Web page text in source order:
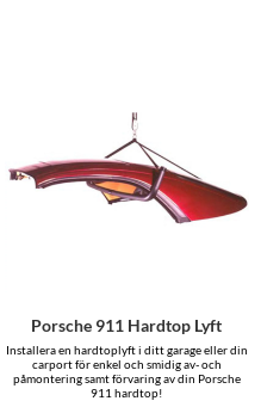
Porsche 911 Hardtop Lyft
Installera en hardtoplyft i ditt garage eller din
carport för enkel och smidig av- och
påmontering samt förvaring av din Porsche
911 hardtop!